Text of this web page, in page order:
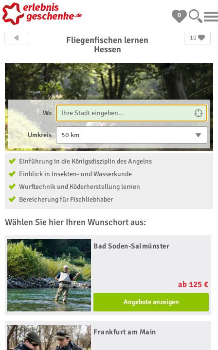
0
10
Fliegenfischen lernen
Hessen
Wo
Umkreis 50 km
Einführung in die Königsdisziplin des Angelns
Einblick in Insekten- und Wasserkunde
Wurftechnik und Köderherstellung lernen
Bereicherung für Fischliebhaber
Wählen Sie hier Ihren Wunschort aus:
Bad Soden-Salmünster
ab 125 €
Angebote anzeigen
Frankfurt am Main